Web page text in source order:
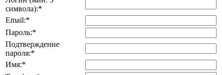
символа):*
Email:*
Пароль:*
Подтверждение
пароля:*
Имя:*